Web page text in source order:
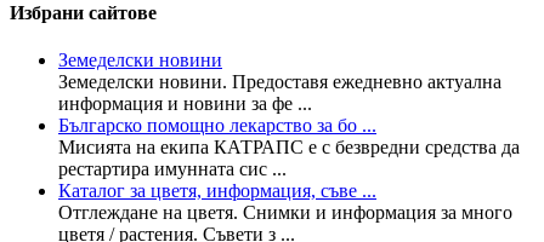
Избрани сайтове
Земеделски новини
Земеделски новини. Предоставя ежедневно актуална
информация и новини за фе ...
Българско помощно лекарство за бо ...
Мисията на екипа КАТРАПС е с безвредни средства да
рестартира имунната сис ...
Каталог за цветя, информация, съве ...
Отглеждане на цветя. Снимки и информация за много
цветя / растения. Съвети з ...